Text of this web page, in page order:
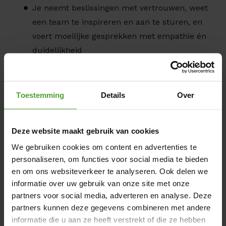
Toestemming Details Over
Deze website maakt gebruik van cookies
We gebruiken cookies om content en advertenties te
personaliseren, om functies voor social media te bieden
en om ons websiteverkeer te analyseren. Ook delen we
informatie over uw gebruik van onze site met onze
partners voor social media, adverteren en analyse. Deze
partners kunnen deze gegevens combineren met andere
informatie die u aan ze heeft verstrekt of die ze hebben
Je neemt beslissingen met vertrouwen, weet
een team te inspireren en aan te sturen, en
voert moeilijke gesprekken met empathie én
duidelijkheid
De energiesector is één van de meest boeiende
sectoren in België en biedt een aantrekkelijk loon-
bonus die je kan afstemmen op jouw
persoonlijke voorkeuren, plus
maaltijdcheques.
Verzekeringen & sociale voordelen: